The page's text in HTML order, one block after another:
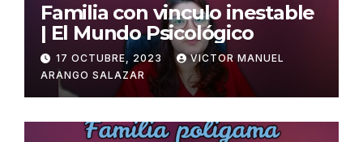
Familia con vinculo inestable
| El Mundo Psicológico
17 OCTUBRE, 2023
VICTOR MANUEL
ARANGO SALAZAR